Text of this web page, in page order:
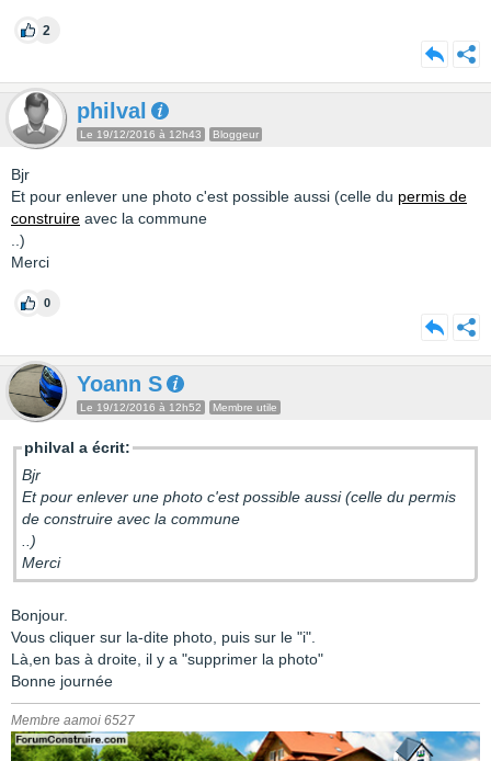
2
philval
Le 19/12/2016 à 12h43 Bloggeur
Bjr
Et pour enlever une photo c'est possible aussi (celle du permis de
construire avec la commune
..)
Merci
0
Yoann S
Le 19/12/2016 à 12h52 Membre utile
philval a écrit:
Bjr
Et pour enlever une photo c'est possible aussi (celle du permis
de construire avec la commune
..)
Merci
Bonjour.
Vous cliquer sur la-dite photo, puis sur le "i".
Là,en bas à droite, il y a "supprimer la photo"
Bonne journée
Membre aamoi 6527